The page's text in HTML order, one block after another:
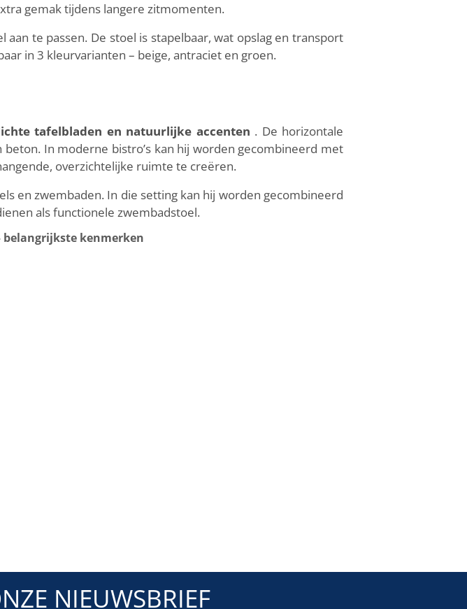
gemak tijdens langere zitmomenten.
te passen. De stoel is stapelbaar, wat opslag en transport
in 3 kleurvarianten – beige, antraciet en groen.
tafelbladen en natuurlijke accenten . De horizontale
In moderne bistro’s kan hij worden gecombineerd met
overzichtelijke ruimte te creëren.
en zwembaden. In die setting kan hij worden gecombineerd
als functionele zwembadstoel.
belangrijkste kenmerken
NIEUWSBRIEF